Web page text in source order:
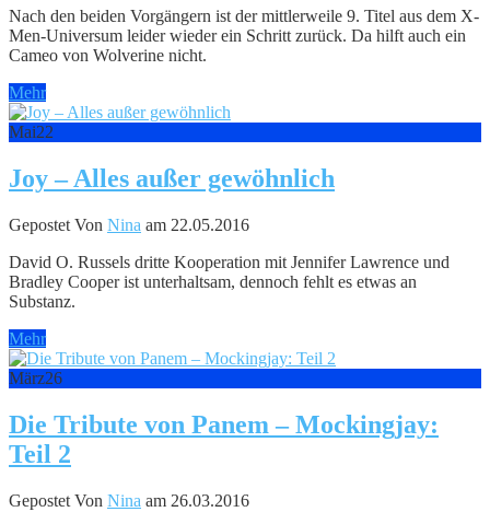
Nach den beiden Vorgängern ist der mittlerweile 9. Titel aus dem X-
Men-Universum leider wieder ein Schritt zurück. Da hilft auch ein
Cameo von Wolverine nicht.
Mehr
Mai22
Joy – Alles außer gewöhnlich
Gepostet Von Nina am 22.05.2016
David O. Russels dritte Kooperation mit Jennifer Lawrence und
Bradley Cooper ist unterhaltsam, dennoch fehlt es etwas an
Substanz.
Mehr
März26
Die Tribute von Panem – Mockingjay:
Teil 2
Gepostet Von Nina am 26.03.2016